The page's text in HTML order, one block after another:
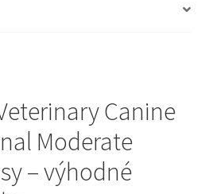
krmivo s nordickou kvalitou
Canine
Moderate
– výhodné